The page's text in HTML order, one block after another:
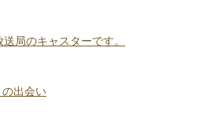
局のキャスターです。
の出会い